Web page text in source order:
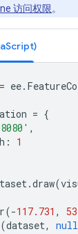
访问权限。
= ee.
= {
,
:
1
.draw(
(-117.731 ,
(dataset, null